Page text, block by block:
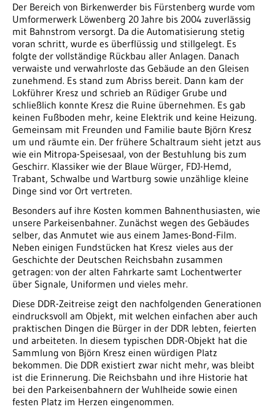
Der Bereich von Birkenwerder bis Fürstenberg wurde vom
Umformerwerk Löwenberg 20 Jahre bis 2004 zuverlässig
mit Bahnstrom versorgt. Da die Automatisierung stetig
voran schritt, wurde es überflüssig und stillgelegt. Es
folgte der vollständige Rückbau aller Anlagen. Danach
verwaiste und verwahrloste das Gebäude an den Gleisen
zunehmend. Es stand zum Abriss bereit. Dann kam der
Lokführer Kresz und schrieb an Rüdiger Grube und
schließlich konnte Kresz die Ruine übernehmen. Es gab
keinen Fußboden mehr, keine Elektrik und keine Heizung.
Gemeinsam mit Freunden und Familie baute Björn Kresz
um und räumte ein. Der frühere Schaltraum sieht jetzt aus
wie ein Mitropa-Speisesaal, von der Bestuhlung bis zum
Geschirr. Klassiker wie der Blaue Würger, FDJ-Hemd,
Trabant, Schwalbe und Wartburg sowie unzählige kleine
Dinge sind vor Ort vertreten.
Besonders auf ihre Kosten kommen Bahnenthusiasten, wie
unsere Parkeisenbahner. Zunächst wegen des Gebäudes
selber, das Anmutet wie aus einem James-Bond-Film.
Neben einigen Fundstücken hat Kresz vieles aus der
Geschichte der Deutschen Reichsbahn zusammen
getragen: von der alten Fahrkarte samt Lochentwerter
über Signale, Uniformen und vieles mehr.
Diese DDR-Zeitreise zeigt den nachfolgenden Generationen
eindrucksvoll am Objekt, mit welchen einfachen aber auch
praktischen Dingen die Bürger in der DDR lebten, feierten
und arbeiteten. In diesem typischen DDR-Objekt hat die
Sammlung von Björn Kresz einen würdigen Platz
bekommen. Die DDR existiert zwar nicht mehr, was bleibt
ist die Erinnerung. Die Reichsbahn und ihre Historie hat
bei den Parkeisenbahnern der Wuhlheide sowie einen
festen Platz im Herzen eingenommen.